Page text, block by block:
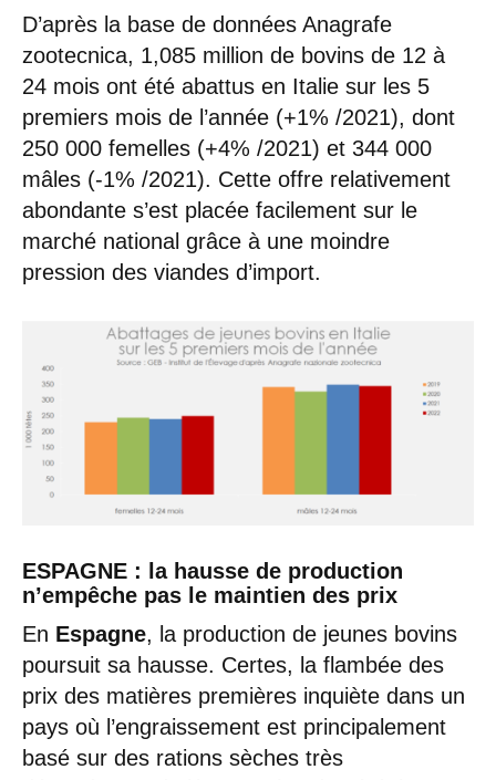
D’après la base de données Anagrafe
zootecnica, 1,085 million de bovins de 12 à
24 mois ont été abattus en Italie sur les 5
premiers mois de l’année (+1% /2021), dont
250 000 femelles (+4% /2021) et 344 000
mâles (-1% /2021). Cette offre relativement
abondante s’est placée facilement sur le
marché national grâce à une moindre
pression des viandes d’import.
ESPAGNE : la hausse de production
n’empêche pas le maintien des prix
En Espagne, la production de jeunes bovins
poursuit sa hausse. Certes, la flambée des
prix des matières premières inquiète dans un
pays où l’engraissement est principalement
basé sur des rations sèches très